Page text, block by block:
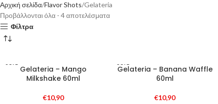
Αρχική σελίδα Flavor Shots Gelateria
Προβάλλονται όλα - 4 αποτελέσματα
Φίλτρα
SOLD Gelateria – Mango
Milkshake 60ml
€10,90
SOLD
OUT
Gelateria – Banana Waffle
60ml
€10,90